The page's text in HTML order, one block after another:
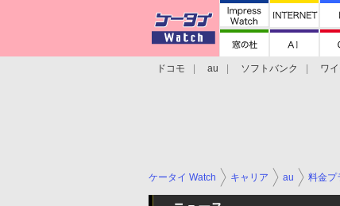
ドコモ au ソフトバンク ワ
ケータイ Watch キャリア au 料金プ